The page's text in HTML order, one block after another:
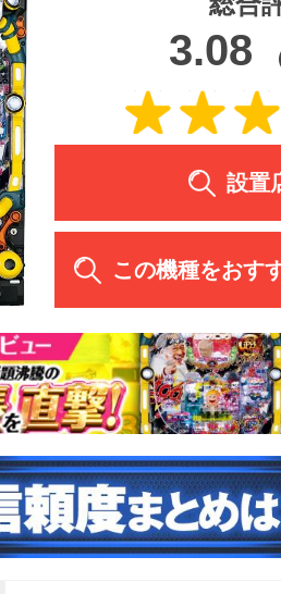
3.08
設置
この機種をおす